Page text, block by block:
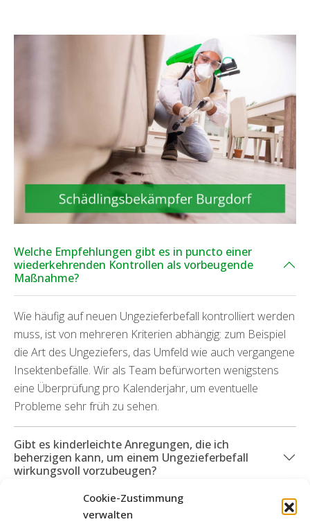
Cookie-Zustimmung
verwalten
Welche Empfehlungen gibt es in puncto einer
wiederkehrenden Kontrollen als vorbeugende
Maßnahme?
Wie häufig auf neuen Ungezieferbefall kontrolliert werden
muss, ist von mehreren Kriterien abhängig: zum Beispiel
die Art des Ungeziefers, das Umfeld wie auch vergangene
Insektenbefälle. Wir als Team befürworten wenigstens
eine Überprüfung pro Kalenderjahr, um eventuelle
Probleme sehr früh zu sehen.
Gibt es kinderleichte Anregungen, die ich
beherzigen kann, um einem Ungezieferbefall
wirkungsvoll vorzubeugen?
Was passiert, wenn Beschädigungen aufgrund des
Ungezieferbefalls in Erscheinung getreten sind?